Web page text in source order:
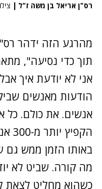
רס"ן אריאל בן משה ז"ל |
מהרגע הזה ידהר
תוך כדי נסיעה",
אני לא יודעת איך
הודעות מאנשים
אנשים. את כולם. כל
הקפיץ יותר מ-300 אנשים".
באותו הזמן ממש גם
מה קורה. שביט לא
כשהוא מחליט לצאת